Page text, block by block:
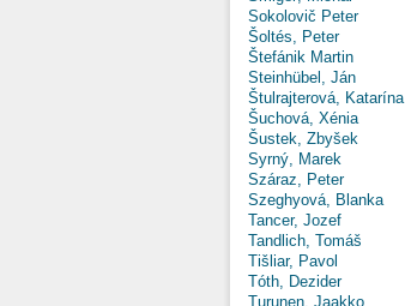
Sokolovič Peter
Šoltés, Peter
Štefánik Martin
Steinhübel, Ján
Štulrajterová, Katarína
Šuchová, Xénia
Šustek, Zbyšek
Syrný, Marek
Száraz, Peter
Szeghyová, Blanka
Tancer, Jozef
Tandlich, Tomáš
Tišliar, Pavol
Tóth, Dezider
Turunen, Jaakko